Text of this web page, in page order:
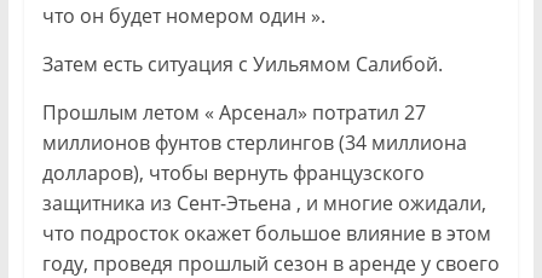
что он будет номером один ».
Затем есть ситуация с Уильямом Салибой.
Прошлым летом « Арсенал» потратил 27
миллионов фунтов стерлингов (34 миллиона
долларов), чтобы вернуть французского
защитника из Сент-Этьена , и многие ожидали,
что подросток окажет большое влияние в этом
году, проведя прошлый сезон в аренде у своего